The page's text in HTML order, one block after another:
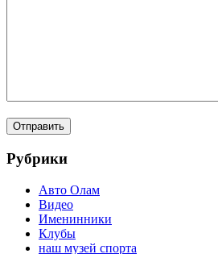
Рубрики
Авто Олам
Видео
Именинники
Клубы
наш музей спорта